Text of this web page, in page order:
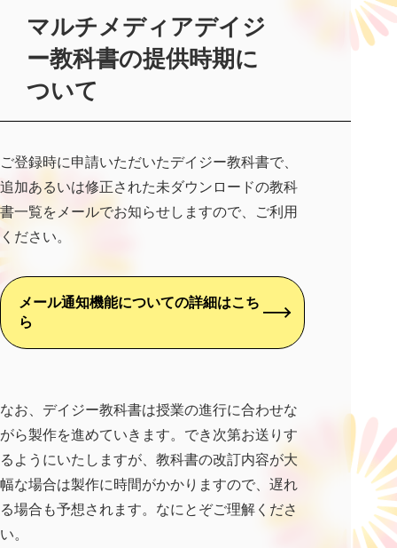
マルチメディアデイジ
ー教科書の提供時期に
ついて
ご登録時に申請いただいたデイジー教科書で、
追加あるいは修正された未ダウンロードの教科
書一覧をメールでお知らせしますので、ご利用
ください。
メール通知機能についての詳細はこち
ら
なお、デイジー教科書は授業の進行に合わせな
がら製作を進めていきます。でき次第お送りす
るようにいたしますが、教科書の改訂内容が大
幅な場合は製作に時間がかかりますので、遅れ
る場合も予想されます。なにとぞご理解くださ
い。